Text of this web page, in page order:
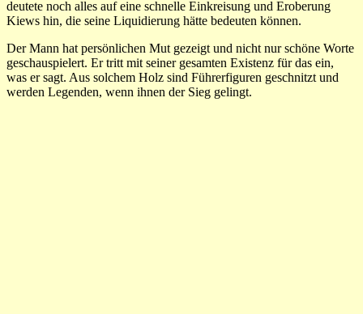
deutete noch alles auf eine schnelle Einkreisung und Eroberung
Kiews hin, die seine Liquidierung hätte bedeuten können.
Der Mann hat persönlichen Mut gezeigt und nicht nur schöne Worte
geschauspielert. Er tritt mit seiner gesamten Existenz für das ein,
was er sagt. Aus solchem Holz sind Führerfiguren geschnitzt und
werden Legenden, wenn ihnen der Sieg gelingt.